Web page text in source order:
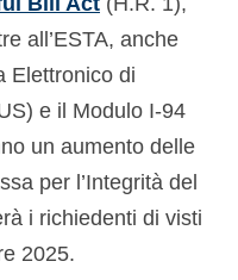
)
all’ESTA, anche
Elettronico di
e il Modulo I-94
un aumento delle
per l’Integrità del
i richiedenti di visti
2025.